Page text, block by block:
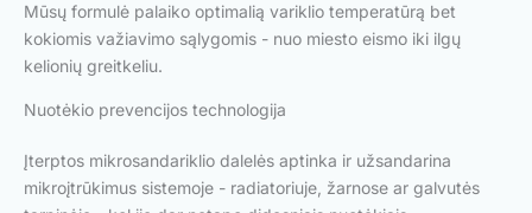
Mūsų formulė palaiko optimalią variklio temperatūrą bet
kokiomis važiavimo sąlygomis - nuo miesto eismo iki ilgų
kelionių greitkeliu.
Nuotėkio prevencijos technologija
Įterptos mikrosandariklio dalelės aptinka ir užsandarina
mikroįtrūkimus sistemoje - radiatoriuje, žarnose ar galvutės